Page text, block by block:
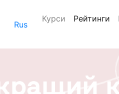
Rus
Курси Рейтинги